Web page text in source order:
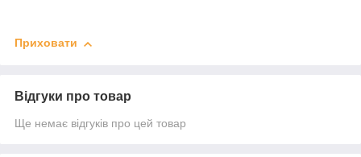
Приховати
Відгуки про товар
Ще немає відгуків про цей товар